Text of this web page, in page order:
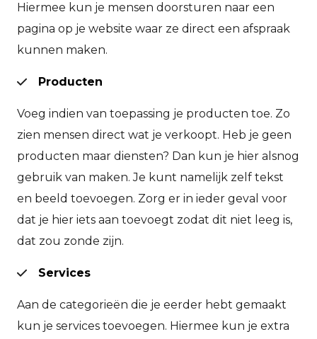
Hiermee kun je mensen doorsturen naar een
pagina op je website waar ze direct een afspraak
kunnen maken.
Producten
Voeg indien van toepassing je producten toe. Zo
zien mensen direct wat je verkoopt. Heb je geen
producten maar diensten? Dan kun je hier alsnog
gebruik van maken. Je kunt namelijk zelf tekst
en beeld toevoegen. Zorg er in ieder geval voor
dat je hier iets aan toevoegt zodat dit niet leeg is,
dat zou zonde zijn.
Services
Aan de categorieën die je eerder hebt gemaakt
kun je services toevoegen. Hiermee kun je extra